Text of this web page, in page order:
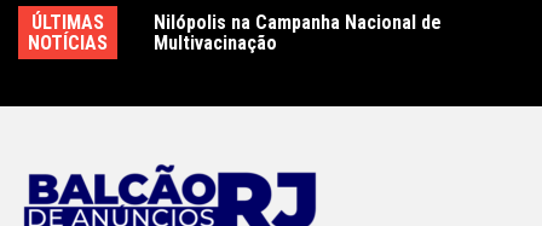
para
ÚLTIMAS
NOTÍCIAS
Nilópolis na Campanha Nacional de
Multivacinação